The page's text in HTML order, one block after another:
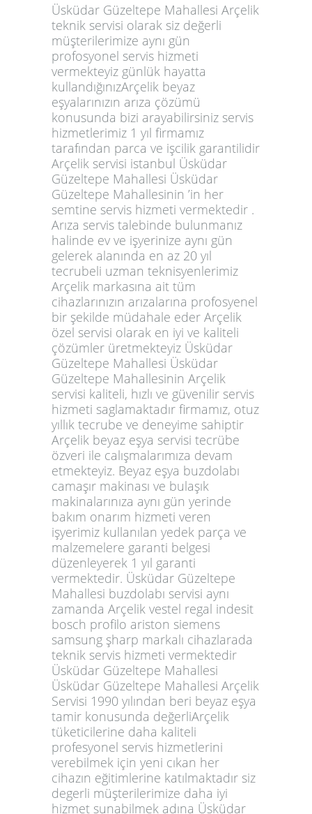
Üsküdar Güzeltepe Mahallesi Arçelik
teknik servisi olarak siz değerli
müşterilerimize aynı gün
profosyonel servis hizmeti
vermekteyiz günlük hayatta
kullandığınızArçelik beyaz
eşyalarınızın arıza çözümü
konusunda bizi arayabilirsiniz servis
hizmetlerimiz 1 yıl firmamız
tarafından parca ve işcilik garantilidir
Arçelik servisi istanbul Üsküdar
Güzeltepe Mahallesi Üsküdar
Güzeltepe Mahallesinin ’in her
semtine servis hizmeti vermektedir .
Arıza servis talebinde bulunmanız
halinde ev ve işyerinize aynı gün
gelerek alanında en az 20 yıl
tecrubeli uzman teknisyenlerimiz
Arçelik markasına ait tüm
cihazlarınızın arızalarına profosyenel
bir şekilde müdahale eder Arçelik
özel servisi olarak en iyi ve kaliteli
çözümler üretmekteyiz Üsküdar
Güzeltepe Mahallesi Üsküdar
Güzeltepe Mahallesinin Arçelik
servisi kaliteli, hızlı ve güvenilir servis
hizmeti saglamaktadır firmamız, otuz
yıllık tecrube ve deneyime sahiptir
Arçelik beyaz eşya servisi tecrübe
özveri ile calışmalarımıza devam
etmekteyiz. Beyaz eşya buzdolabı
camaşır makinası ve bulaşık
makinalarınıza aynı gün yerinde
bakım onarım hizmeti veren
işyerimiz kullanılan yedek parça ve
malzemelere garanti belgesi
düzenleyerek 1 yıl garanti
vermektedir. Üsküdar Güzeltepe
Mahallesi buzdolabı servisi aynı
zamanda Arçelik vestel regal indesit
bosch profilo ariston siemens
samsung şharp markalı cihazlarada
teknik servis hizmeti vermektedir
Üsküdar Güzeltepe Mahallesi
Üsküdar Güzeltepe Mahallesi Arçelik
Servisi 1990 yılından beri beyaz eşya
tamir konusunda değerliArçelik
tüketicilerine daha kaliteli
profesyonel servis hizmetlerini
verebilmek için yeni cıkan her
cihazın eğitimlerine katılmaktadır siz
degerli müşterilerimize daha iyi
hizmet sunabilmek adına Üsküdar